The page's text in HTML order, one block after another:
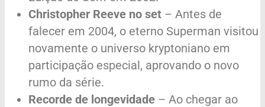
Christopher Reeve no set – Antes de
falecer em 2004, o eterno Superman visitou
novamente o universo kryptoniano em
participação especial, aprovando o novo
rumo da série.
Recorde de longevidade – Ao chegar ao